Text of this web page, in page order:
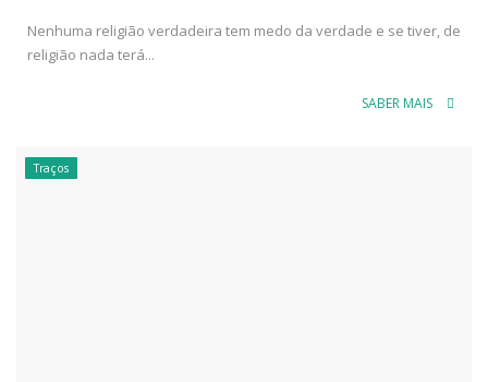
Nenhuma religião verdadeira tem medo da verdade e se tiver, de
religião nada terá...
SABER MAIS
Traços